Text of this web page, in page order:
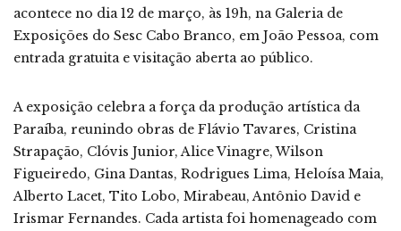
acontece no dia 12 de março, às 19h, na Galeria de
Exposições do Sesc Cabo Branco, em João Pessoa, com
entrada gratuita e visitação aberta ao público.
A exposição celebra a força da produção artística da
Paraíba, reunindo obras de Flávio Tavares, Cristina
Strapação, Clóvis Junior, Alice Vinagre, Wilson
Figueiredo, Gina Dantas, Rodrigues Lima, Heloísa Maia,
Alberto Lacet, Tito Lobo, Mirabeau, Antônio David e
Irismar Fernandes. Cada artista foi homenageado com